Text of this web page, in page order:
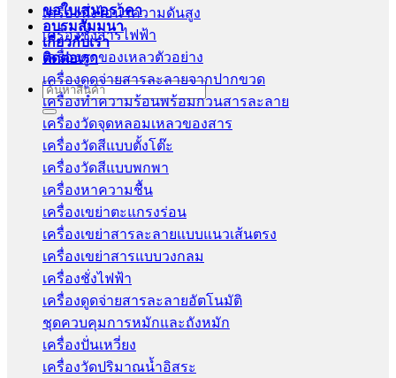
ขอใบเสนอราคา
อบรมสัมมนา
เกี่ยวกับเรา
ติดต่อเรา
Search
for:
เครื่องนึ่งไอน้ำความดันสูง
เครื่องชั่งสารไฟฟ้า
เครื่องดูดของเหลวตัวอย่าง
เครื่องดูดจ่ายสารละลายจากปากขวด
เครื่องทำความร้อนพร้อมกวนสารละลาย
เครื่องวัดจุดหลอมเหลวของสาร
เครื่องวัดสีแบบตั้งโต๊ะ
เครื่องวัดสีแบบพกพา
เครื่องหาความชื้น
เครื่องเขย่าตะแกรงร่อน
เครื่องเขย่าสารละลายแบบแนวเส้นตรง
เครื่องเขย่าสารแบบวงกลม
เครื่องชั่งไฟฟ้า
เครื่องดูดจ่ายสารละลายอัตโนมัติ
ชุดควบคุมการหมักและถังหมัก
เครื่องปั่นเหวี่ยง
เครื่องวัดปริมาณน้ำอิสระ